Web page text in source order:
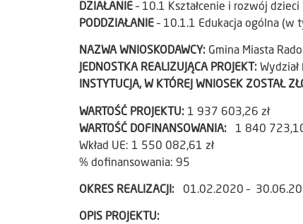
DZIAŁANIE– 10.1 Kształcenie i rozwój dzieci
PODDZIAŁANIE– 10.1.1 Edukacja ogólna (w
NAZWA WNIOSKODAWCY: Gmina Miasta
JEDNOSTKA REALIZUJĄCA PROJEKT:
INSTYTUCJA, W KTÓREJ WNIOSEK ZOSTAŁ
WARTOŚĆ PROJEKTU: 1 937 603,26 zł
WARTOŚĆ DOFINANSOWANIA: 1 840
Wkład UE: 1 550 082,61 zł
% dofinansowania: 95
OKRES REALIZACJI: 01.02.2020 –
OPIS PROJEKTU: